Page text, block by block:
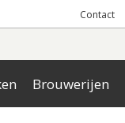
Contact
Brouwerijen